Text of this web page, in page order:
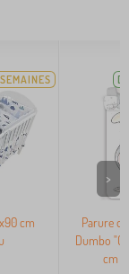
cm
Parure
Dumbo
cm
>